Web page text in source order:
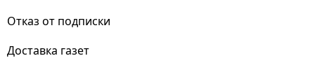
Отказ от подписки
Доставка газет